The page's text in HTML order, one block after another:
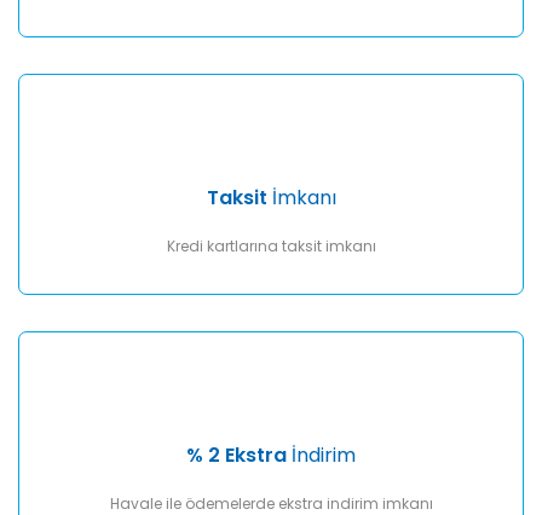
Taksit İmkanı
Kredi kartlarına taksit imkanı
% 2 Ekstra İndirim
Havale ile ödemelerde ekstra indirim imkanı